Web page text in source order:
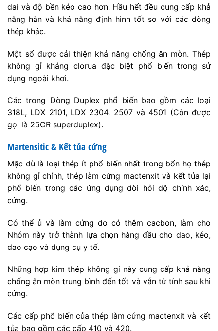
dai và độ bền kéo cao hơn. Hầu hết đều cung cấp khả
năng hàn và khả năng định hình tốt so với các dòng
thép khác.
Một số được cải thiện khả năng chống ăn mòn. Thép
không gỉ kháng clorua đặc biệt phổ biến trong sử
dụng ngoài khơi.
Các trong Dòng Duplex phổ biến bao gồm các loại
318L, LDX 2101, LDX 2304, 2507 và 4501 (Còn được
gọi là 25CR superduplex).
Martensitic & Kết tủa cứng
Mặc dù là loại thép ít phổ biến nhất trong bốn họ thép
không gỉ chính, thép làm cứng mactenxit và kết tủa lại
phổ biến trong các ứng dụng đòi hỏi độ chính xác,
cứng.
Có thể ủ và làm cứng do có thêm cacbon, làm cho
Nhóm này trở thành lựa chọn hàng đầu cho dao, kéo,
dao cạo và dụng cụ y tế.
Những hợp kim thép không gỉ này cung cấp khả năng
chống ăn mòn trung bình đến tốt và vẫn từ tính sau khi
cứng.
Các cấp phổ biến của thép làm cứng mactenxit và kết
tủa bao gồm các cấp 410 và 420.